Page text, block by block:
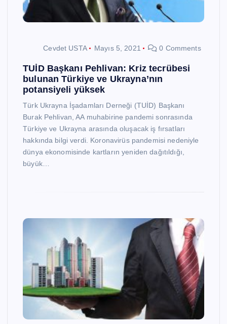
Cevdet USTA Mayıs 5, 2021 0 Comments
TUİD Başkanı Pehlivan: Kriz tecrübesi
bulunan Türkiye ve Ukrayna’nın
potansiyeli yüksek
Türk Ukrayna İşadamları Derneği (TUİD) Başkanı
Burak Pehlivan, AA muhabirine pandemi sonrasında
Türkiye ve Ukrayna arasında oluşacak iş fırsatları
hakkında bilgi verdi. Koronavirüs pandemisi nedeniyle
dünya ekonomisinde kartların yeniden dağıtıldığı,
büyük…